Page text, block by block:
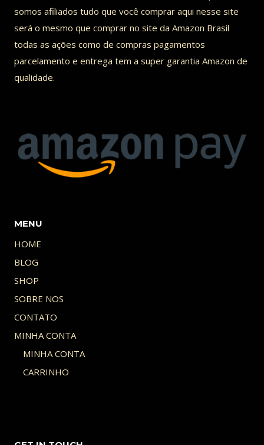
opções
podem
ser
do
produto
somos afiliados tudo que você comprar aqui nesse site
será o mesmo que comprar no site da Amazon Brasil
todas as ações como de compras pagamentos
parcelamento e entrega tem a super garantia Amazon de
qualidade.
MENU
HOME
BLOG
SHOP
SOBRE NOS
CONTATO
MINHA CONTA
MINHA CONTA
CARRINHO